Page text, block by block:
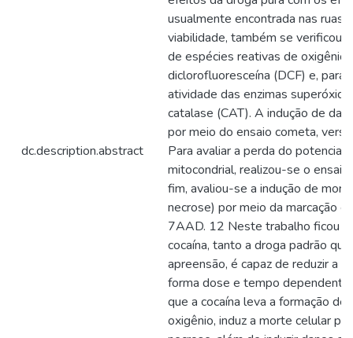
dc.description.abstract
usualmente encontrada nas
viabilidade, também se verificou
de espécies reativas de
diclorofluoresceína (DCF) e,
atividade das enzimas
catalase (CAT). A indução de
por meio do ensaio cometa,
Para avaliar a perda do potencial
mitocondrial, realizou-se o
fim, avaliou-se a indução de
necrose) por meio da marcação
7AAD. 12 Neste trabalho ficou
cocaína, tanto a droga padrão
apreensão, é capaz de reduzir a
forma dose e tempo
que a cocaína leva a formação
oxigênio, induz a morte celular